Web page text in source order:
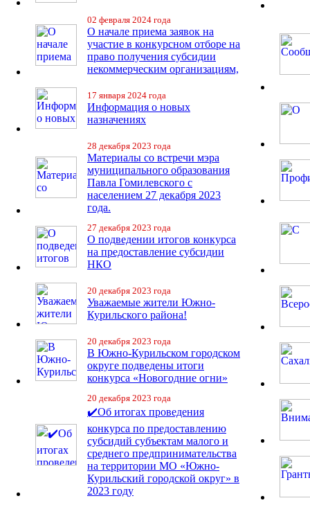
02 февраля 2024 года
О начале приема заявок на
участие в конкурсном отборе на
право получения субсидии
некоммерческим организациям,
17 января 2024 года
Информация о новых
назначениях
28 декабря 2023 года
Материалы со встречи мэра
муниципального образования
Павла Гомилевского с
населением 27 декабря 2023
года.
27 декабря 2023 года
О подведении итогов конкурса
на предоставление субсидии
НКО
20 декабря 2023 года
Уважаемые жители Южно-
Курильского района!
20 декабря 2023 года
В Южно-Курильском городском
округе подведены итоги
конкурса «Новогодние огни»
20 декабря 2023 года
✔️Об итогах проведения
конкурса по предоставлению
субсидий субъектам малого и
среднего предпринимательства
на территории МО «Южно-
Курильский городской округ» в
2023 году